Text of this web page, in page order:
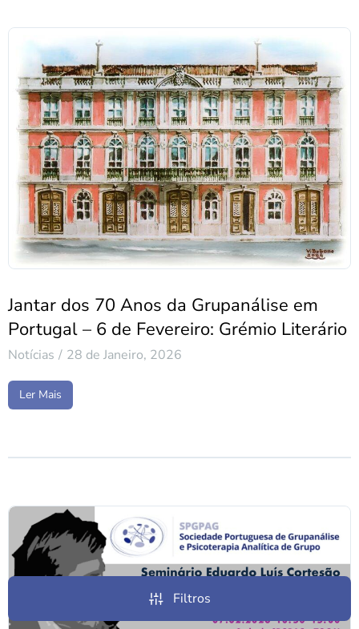
Jantar dos 70 Anos da Grupanálise em
Portugal – 6 de Fevereiro: Grémio Literário
Notícias 28 de Janeiro, 2026
Ler Mais
Filtros